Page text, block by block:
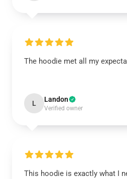
The hoodie met all my
L Landon
Verified owner
This hoodie is exactly what I